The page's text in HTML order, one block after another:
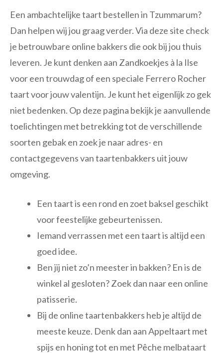
Een ambachtelijke taart bestellen in Tzummarum?
Dan helpen wij jou graag verder. Via deze site check
je betrouwbare online bakkers die ook bij jou thuis
leveren. Je kunt denken aan Zandkoekjes à la Ilse
voor een trouwdag of een speciale Ferrero Rocher
taart voor jouw valentijn. Je kunt het eigenlijk zo gek
niet bedenken. Op deze pagina bekijk je aanvullende
toelichtingen met betrekking tot de verschillende
soorten gebak en zoek je naar adres- en
contactgegevens van taartenbakkers uit jouw
omgeving.
Een taart is een rond en zoet baksel geschikt
voor feestelijke gebeurtenissen.
Iemand verrassen met een taart is altijd een
goed idee.
Ben jij niet zo’n meester in bakken? En is de
winkel al gesloten? Zoek dan naar een online
patisserie.
Bij de online taartenbakkers heb je altijd de
meeste keuze. Denk dan aan Appeltaart met
spijs en honing tot en met Pêche melbataart